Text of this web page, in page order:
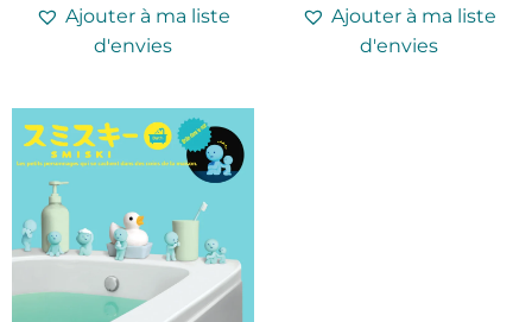
Ajouter à ma liste
d'envies
Ajouter à ma liste
d'envies